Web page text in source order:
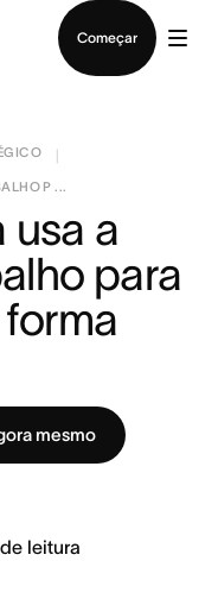
Começar
P ...
usa a
para
mesmo
leitura